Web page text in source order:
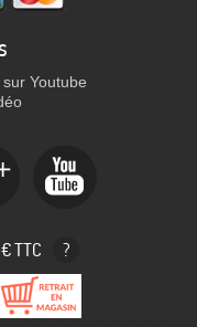
Youtube
TTC ?